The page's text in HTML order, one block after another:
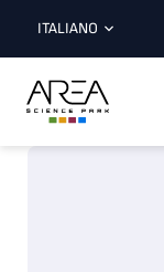
ITALIANO